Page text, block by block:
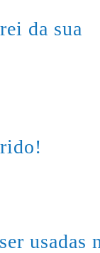
da sua
usadas